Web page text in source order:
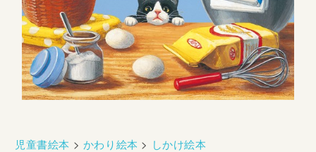
児童書絵本 > かわり絵本 > しかけ絵本